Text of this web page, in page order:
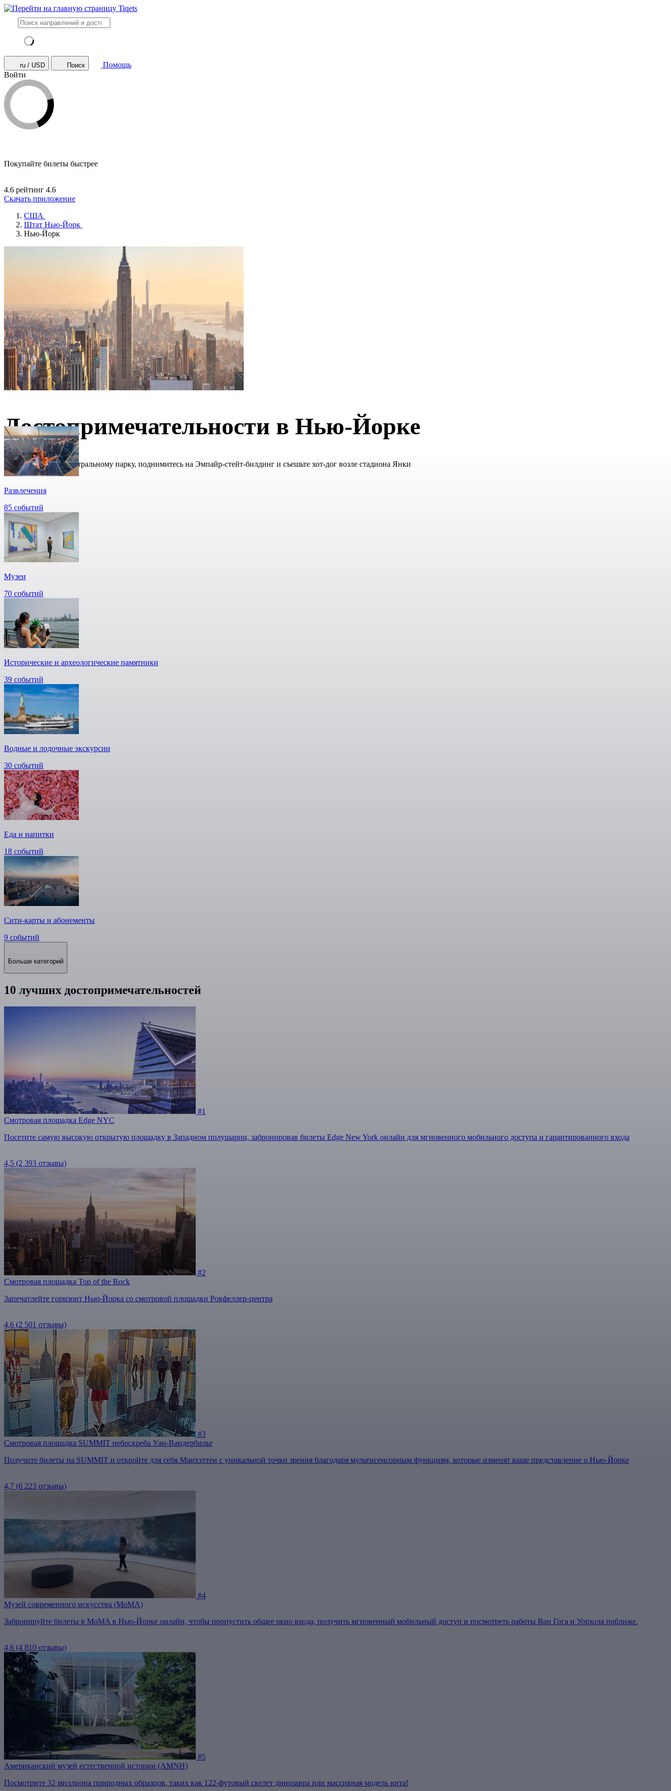
ru / USD Поиск
Помощь
Войти
Покупайте билеты быстрее
4.6 рейтинг 4.6
Скачать приложение
США
Штат Нью-Йорк
Нью-Йорк
Достопримечательности в Нью-Йорке
Прогуляйтесь по Центральному парку, поднимитесь на Эмпайр-стейт-билдинг и съешьте хот-дог возле стадиона Янки
Развлечения
85 событий
Музеи
70 событий
Исторические и археологические памятники
39 событий
Водные и лодочные экскурсии
30 событий
Еда и напитки
18 событий
Сити-карты и абонементы
9 событий
Больше категорий
10 лучших достопримечательностей
#1
Смотровая площадка Edge NYC
Посетите самую высокую открытую площадку в Западном полушарии, забронировав билеты Edge New York онлайн для мгновенного мобильного доступа и гарантированного входа
4,5 (2 393 отзывы)
#2
Смотровая площадка Top of the Rock
Запечатлейте горизонт Нью-Йорка со смотровой площадки Рокфеллер-центра
4,6 (2 501 отзывы)
#3
Смотровая площадка SUMMIT небоскреба Уан-Вандербильт
Получите билеты на SUMMIT и откройте для себя Манхэттен с уникальной точки зрения благодаря мультисенсорным функциям, которые изменят ваше представление о Нью-Йорке
4,7 (6 223 отзывы)
#4
Музей современного искусства (МоМА)
Забронируйте билеты в MoMA в Нью-Йорке онлайн, чтобы пропустить общее окно входа, получить мгновенный мобильный доступ и посмотреть работы Ван Гога и Уорхола поближе.
4,6 (4 810 отзывы)
#5
Американский музей естественной истории (AMNH)
Посмотрите 32 миллиона природных образцов, таких как 122-футовый скелет динозавра или массивная модель кита!